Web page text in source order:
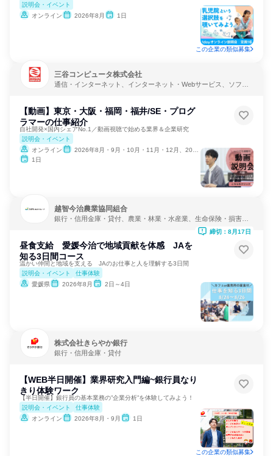
説明会・イベント
オンライン
2026年8月 1日
この企業の類似募集
三谷コンピュータ株式会社
通信・インターネット、インターネット・Webサービス、ソフト
【動画】東京・大阪・福岡・福井/SE・プログ
ラマーの仕事紹介
自社開発×国内シェアNo.1／動画視聴で始める業界＆企業研究
説明会・イベント
オンライン
2026年8月・9月・10月・11月・12月、2027年1月・2月
1日
越智今治農業協同組合
銀行・信用金庫・貸付、農業・林業・水産業、生命保険・損害保
昼食支給 愛媛今治で地域貢献を体感 JAを
知る3日間コース
温かい仲間と地域を支える JAのお仕事と人を理解する3日間
説明会・イベント
仕事体験
愛媛県
2026年8月 2日～4日
締切：8月17日
株式会社きらやか銀行
銀行・信用金庫・貸付
【WEB半日開催】業界研究入門編~銀行員なり
きり体験ワーク
【半日開催】銀行員の基本業務の”企業分析”を体験してみよう！
説明会・イベント
仕事体験
オンライン
2026年8月・9月 1日
この企業の類似募集